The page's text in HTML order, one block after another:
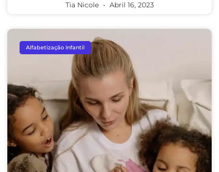
Tia Nicole Abril 16, 2023
Alfabetização Infantil